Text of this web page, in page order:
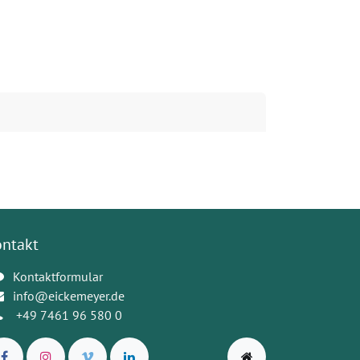
Kontaktformular
info@eickemeyer.de
+49 7461 96 580 0